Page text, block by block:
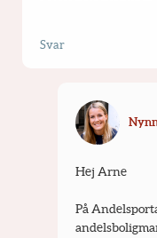
Svar
Hej Arne
På